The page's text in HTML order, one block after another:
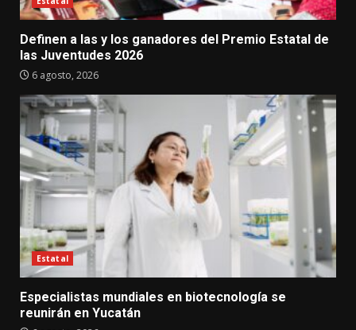
Definen a las y los ganadores del Premio Estatal de
las Juventudes 2026
6 agosto, 2026
Estatal
Especialistas mundiales en biotecnología se
reunirán en Yucatán